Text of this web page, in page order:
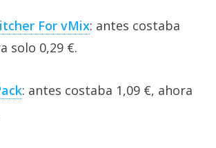
For vMix: antes costaba
solo 0,29 €.
: antes costaba 1,09 €, ahora